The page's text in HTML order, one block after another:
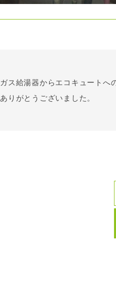
ガス給湯器からエコキュートへ
ありがとうございました。